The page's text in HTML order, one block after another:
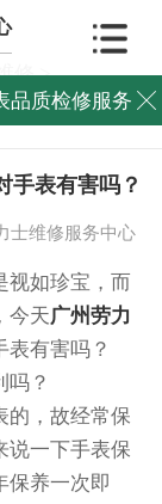
品质检修服务 
修>
手表有害吗？
士维修服务中心
如珍宝，而
今天广州劳力
表有害吗？
？
，故经常保
说一下手表保
保养一次即